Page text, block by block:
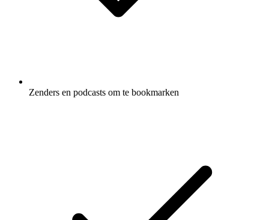
Zenders en podcasts om te bookmarken